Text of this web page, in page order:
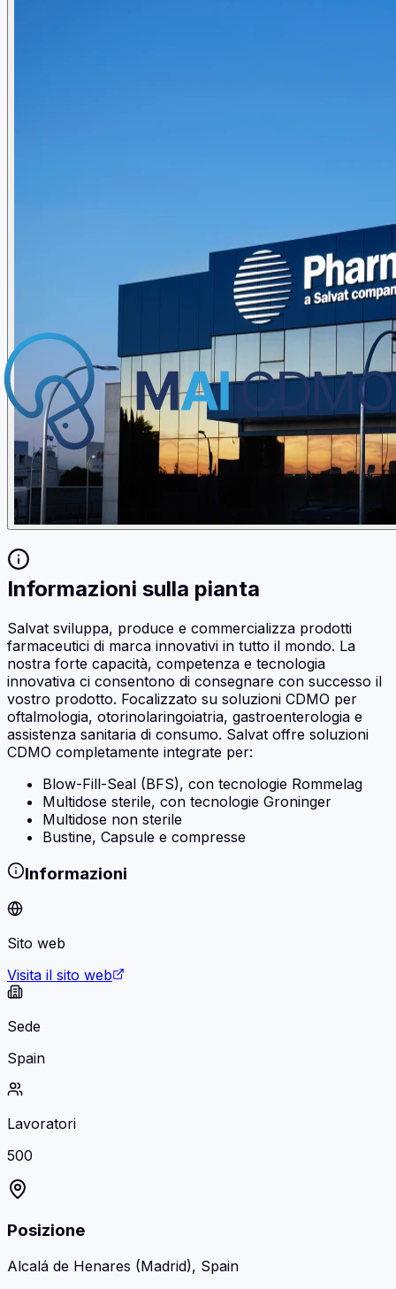
Informazioni sulla pianta
Salvat sviluppa, produce e commercializza prodotti
farmaceutici di marca innovativi in ​​tutto il mondo. La
nostra forte capacità, competenza e tecnologia
innovativa ci consentono di consegnare con successo il
vostro prodotto. Focalizzato su soluzioni CDMO per
oftalmologia, otorinolaringoiatria, gastroenterologia e
assistenza sanitaria di consumo. Salvat offre soluzioni
CDMO completamente integrate per:
Blow-Fill-Seal (BFS), con tecnologie Rommelag
Multidose sterile, con tecnologie Groninger
Multidose non sterile
Bustine, Capsule e compresse
Informazioni
Sito web
Visita il sito web
Sede
Spain
Lavoratori
500
Posizione
Alcalá de Henares (Madrid), Spain